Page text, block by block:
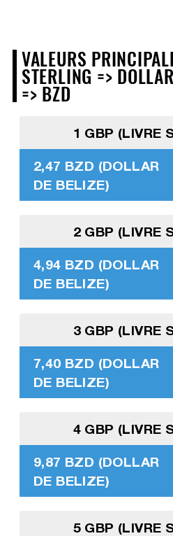
VALEURS
STERLING =>
=> BZD
1 GBP (LIVRE
2,47 BZD (DOLLAR
DE BELIZE)
2 GBP (LIVRE
4,94 BZD (DOLLAR
DE BELIZE)
3 GBP (LIVRE
7,40 BZD (DOLLAR
DE BELIZE)
4 GBP (LIVRE
9,87 BZD (DOLLAR
DE BELIZE)
5 GBP (LIVRE